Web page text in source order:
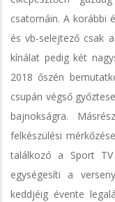
csatornáin. A korábbi
és vb-selejtező csak
kínálat pedig két
2018 őszén
csupán végső
bajnokságra.
felkészülési
találkozó a Sport TV
egységesíti a
keddjéig évente